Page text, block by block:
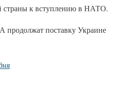
страны к вступлению в НАТО.
поставку Украине